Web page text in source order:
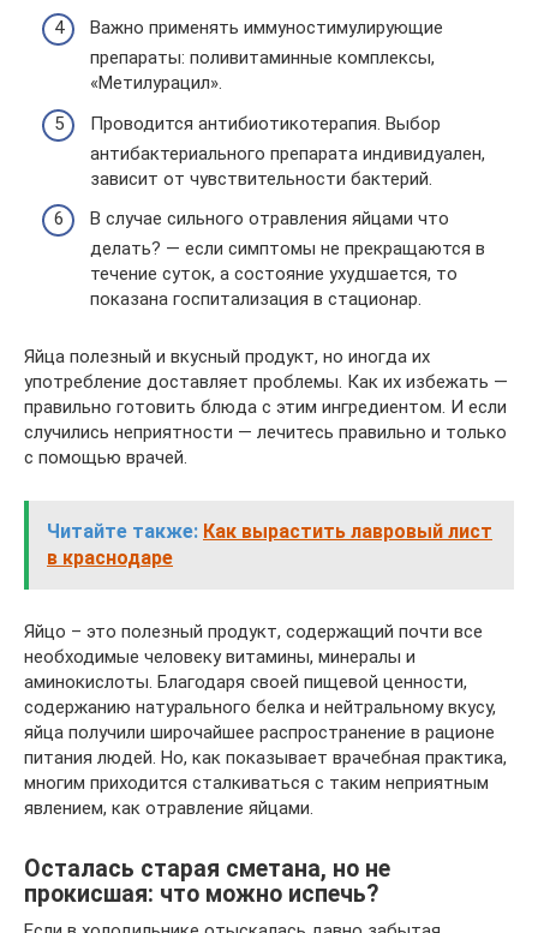
Важно применять иммуностимулирующие
препараты: поливитаминные комплексы,
«Метилурацил».
Проводится антибиотикотерапия. Выбор
антибактериального препарата индивидуален,
зависит от чувствительности бактерий.
В случае сильного отравления яйцами что
делать? — если симптомы не прекращаются в
течение суток, а состояние ухудшается, то
показана госпитализация в стационар.
Яйца полезный и вкусный продукт, но иногда их
употребление доставляет проблемы. Как их избежать —
правильно готовить блюда с этим ингредиентом. И если
случились неприятности — лечитесь правильно и только
с помощью врачей.
Читайте также: Как вырастить лавровый лист
в краснодаре
Яйцо – это полезный продукт, содержащий почти все
необходимые человеку витамины, минералы и
аминокислоты. Благодаря своей пищевой ценности,
содержанию натурального белка и нейтральному вкусу,
яйца получили широчайшее распространение в рационе
питания людей. Но, как показывает врачебная практика,
многим приходится сталкиваться с таким неприятным
явлением, как отравление яйцами.
Осталась старая сметана, но не
прокисшая: что можно испечь?